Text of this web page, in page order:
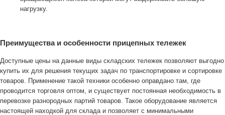
нагрузку.
Преимущества и особенности прицепных тележек
Доступные цены на данные виды складских тележек позволяют выгодно
купить их для решения текущих задач по транспортировке и сортировке
товаров. Применение такой техники особенно оправдано там, где
проводится торговля оптом, и существует постоянная необходимость в
перевозке разнородных партий товаров. Такое оборудование является
настоящей находкой для склада и позволяет с минимальными